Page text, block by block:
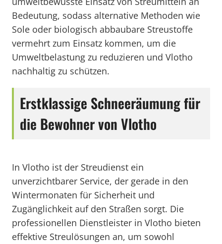
Bedeutung, sodass alternative Methoden wie
Sole oder biologisch abbaubare Streustoffe
vermehrt zum Einsatz kommen, um die
Umweltbelastung zu reduzieren und Vlotho
nachhaltig zu schützen.
Erstklassige Schneeräumung für
die Bewohner von Vlotho
In Vlotho ist der Streudienst ein
unverzichtbarer Service, der gerade in den
Wintermonaten für Sicherheit und
Zugänglichkeit auf den Straßen sorgt. Die
professionellen Dienstleister in Vlotho bieten
effektive Streulösungen an, um sowohl